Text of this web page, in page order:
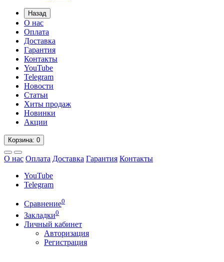
Назад
О нас
Оплата
Доставка
Гарантия
Контакты
YouTube
Telegram
Новости
Статьи
Хиты продаж
Новинки
Акции
Корзина: 0
О нас Оплата Доставка Гарантия Контакты
YouTube
Telegram
Сравнение0
Закладки0
Личный кабинет
Авторизация
Регистрация